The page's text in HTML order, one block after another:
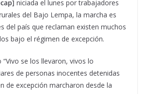
niciada el lunes por trabajadores
del Bajo Lempa, la marcha es
del país que reclaman existen muchos
bajo el régimen de excepción.
se los llevaron, vivos lo
de personas inocentes detenidas
de excepción marcharon desde la